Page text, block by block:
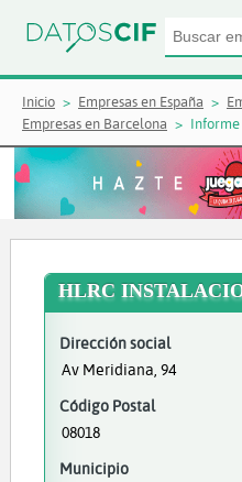
Inicio Empresas en España
Empresas en Barcelona
Informe
HLRC
Dirección social
Av Meridiana, 94
Código Postal
08018
Municipio